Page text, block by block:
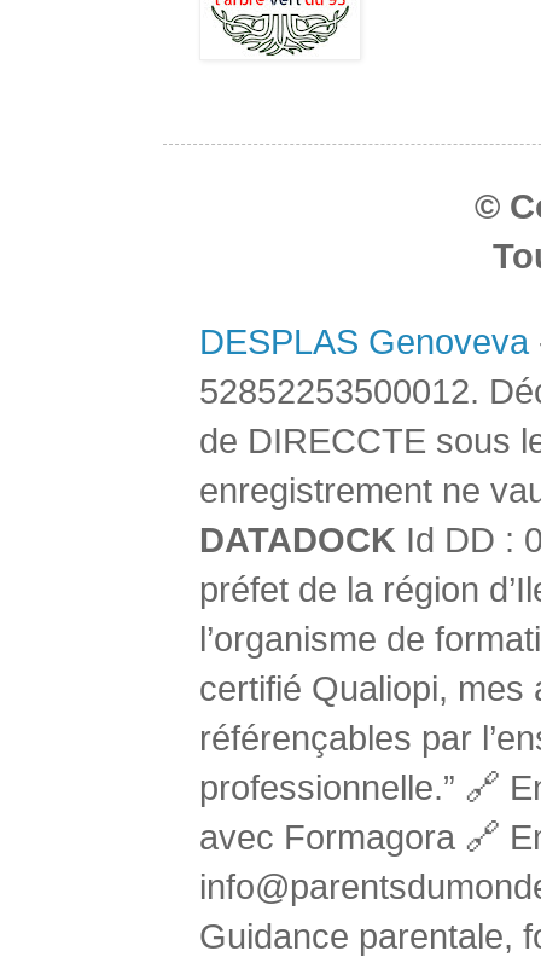
©
DESPLAS Genoveva
52852253500012.
de DIRECCTE sous
enregistrement ne
DATADOCK Id DD :
préfet de la région
l’organisme de
certifié Qualiopi, mes
référençables par
professionnelle.” 🔗
avec Formagora 🔗
Guidance parentale,